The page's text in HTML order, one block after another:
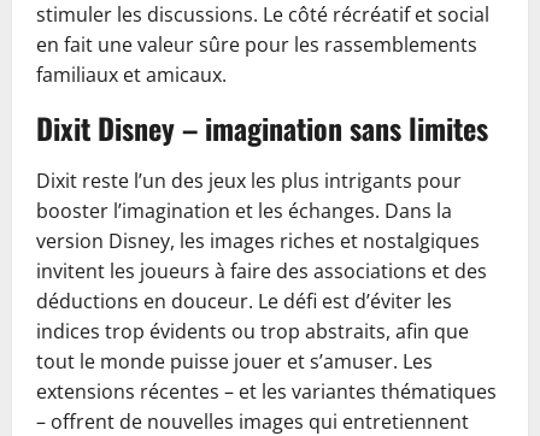
stimuler les discussions. Le côté récréatif et social
en fait une valeur sûre pour les rassemblements
familiaux et amicaux.
Dixit Disney – imagination sans limites
Dixit reste l’un des jeux les plus intrigants pour
booster l’imagination et les échanges. Dans la
version Disney, les images riches et nostalgiques
invitent les joueurs à faire des associations et des
déductions en douceur. Le défi est d’éviter les
indices trop évidents ou trop abstraits, afin que
tout le monde puisse jouer et s’amuser. Les
extensions récentes – et les variantes thématiques
– offrent de nouvelles images qui entretiennent